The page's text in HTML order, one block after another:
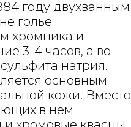
году двухванным
голье
хромпика и
3-4 часов, а во
натрия.
основным
кожи. Вместо
в нем